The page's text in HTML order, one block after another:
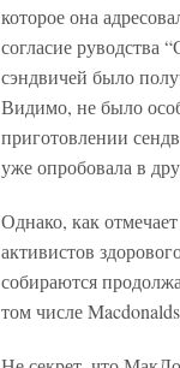
которое она
согласие руводства
сэндвичей было
Видимо, не было
приготовлении
уже опробовала в
Однако, как
активистов
собираются
том числе